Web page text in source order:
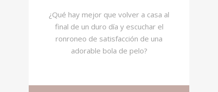
¿Qué hay mejor que volver a casa al
final de un duro día y escuchar el
ronroneo de satisfacción de una
adorable bola de pelo?